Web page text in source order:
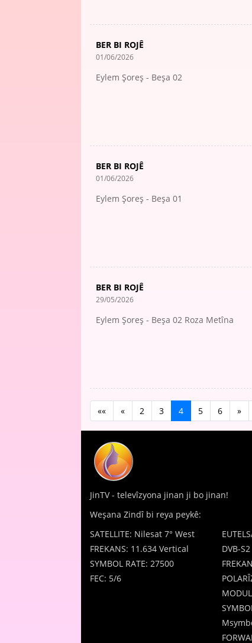
BER BI ROJÊ
01/06/2026
Eylem Şoreş - Beşa 02
BER BI ROJÊ
01/06/2026
Eylem Şoreş - Beşa 01
BER BI ROJÊ
29/05/2026
Eylem Şoreş - Beşa 02 Roza Metîna
«« « 2 3 4 5 6 »
JinTV - televîzyona jinan ji bo jinan!
Weşana Zindî bi reya peykê:
SATELLITE: Nilesat 7° West
FREKANS: 11.634 Vertical
SYMBOL RATE: 27500
FEC: 5/6
DVB-S2